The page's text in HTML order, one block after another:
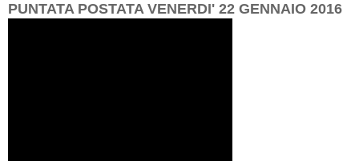
PUNTATA POSTATA VENERDI' 22 GENNAIO 2016